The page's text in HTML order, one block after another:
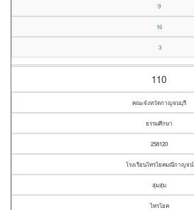
9
16
3
110
คณะจังหวัดกาญจนบุรี
ธรรมศึกษา
258120
โรงเรียนไทรโยคมณีกาญจน์
ลุ่มสุ่ม
ไทรโยค